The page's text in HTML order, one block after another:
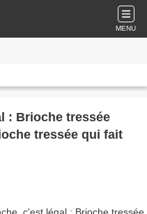
MENU
: Brioche tressée
tressée qui fait